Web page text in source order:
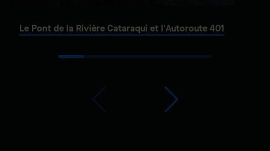
Le Pont de la Rivière Cataraqui et l'Autoroute 401